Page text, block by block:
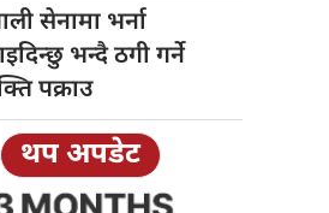
सेनामा भर्ना
भन्दै ठगी गर्ने
पक्राउ
थप अपडेट